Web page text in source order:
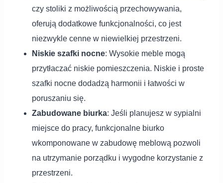
czy stoliki z możliwością przechowywania,
oferują dodatkowe funkcjonalności, co jest
niezwykle cenne w niewielkiej przestrzeni.
Niskie szafki nocne: Wysokie meble mogą
przytłaczać niskie pomieszczenia. Niskie i proste
szafki nocne dodadzą harmonii i łatwości w
poruszaniu się.
Zabudowane biurka: Jeśli planujesz w sypialni
miejsce do pracy, funkcjonalne biurko
wkomponowane w zabudowę meblową pozwoli
na utrzymanie porządku i wygodne korzystanie z
przestrzeni.